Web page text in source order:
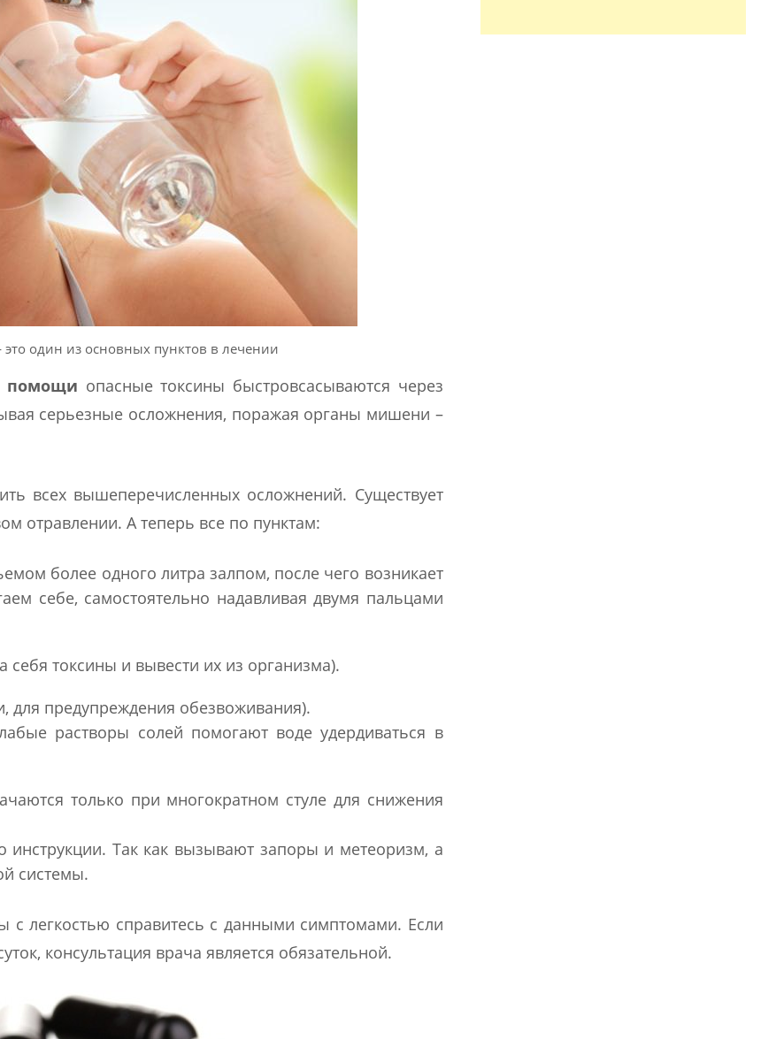
один из основных пунктов в лечении
помощи опасные токсины быстровсасываются через
серьезные осложнения, поражая органы мишени –
всех вышеперечисленных осложнений. Существует
отравлении. А теперь все по пунктам:
более одного литра залпом, после чего возникает
себе, самостоятельно надавливая двумя пальцами
себя токсины и вывести их из организма).
для предупреждения обезвоживания).
растворы солей помогают воде удердиваться в
только при многократном стуле для снижения
инструкции. Так как вызывают запоры и метеоризм, а
системы.
легкостью справитесь с данными симптомами. Если
консультация врача является обязательной.